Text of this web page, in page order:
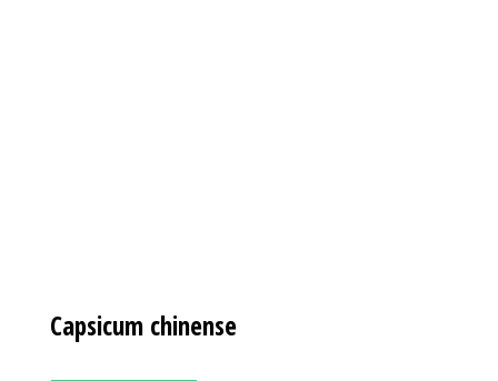
Capsicum chinense